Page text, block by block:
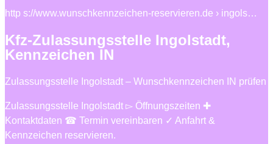
http s://www.wunschkennzeichen-reservieren.de › ingols…
Kfz-Zulassungsstelle Ingolstadt,
Kennzeichen IN
Zulassungsstelle Ingolstadt – Wunschkennzeichen IN prüfen
Zulassungsstelle Ingolstadt ▻ Öffnungszeiten ✚
Kontaktdaten ☎ Termin vereinbaren ✓ Anfahrt &
Kennzeichen reservieren.